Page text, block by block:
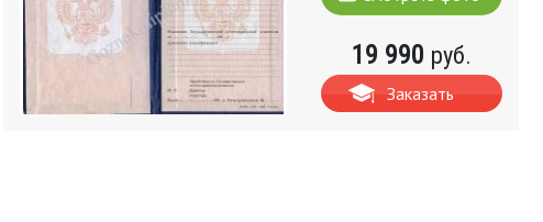
19 990 руб.
Заказать